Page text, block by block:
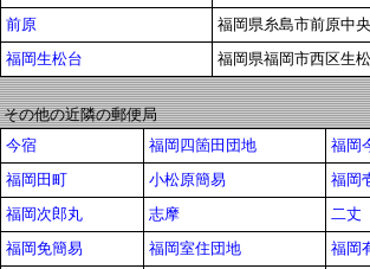
前原
福岡県糸島市前原中
福岡生松台
福岡県福岡市西区生
その他の近隣の郵便局
今宿
福岡四箇田団地 福岡
福岡田町
小松原簡易 福岡
福岡次郎丸
志摩 二丈
福岡免簡易
福岡室住団地 福岡